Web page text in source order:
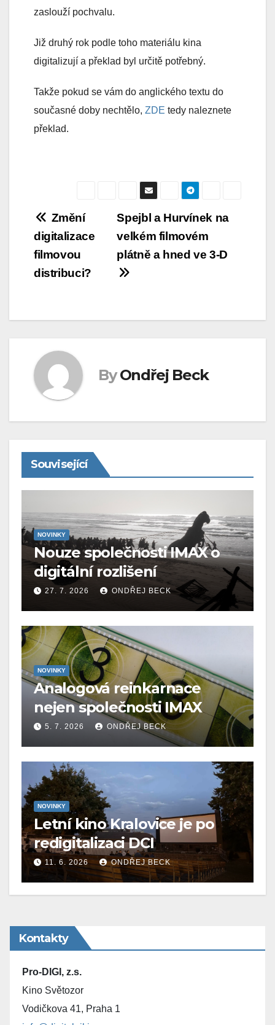
zaslouží pochvalu.
Již druhý rok podle toho materiálu kina
digitalizují a překlad byl určitě potřebný.
Takže pokud se vám do anglického textu do
současné doby nechtělo, ZDE tedy naleznete
překlad.
Navigace
pro
příspěvek
Spejbl a Hurvínek na
velkém filmovém
plátně a hned ve 3-D
Změní
digitalizace
filmovou
distribuci?
By Ondřej Beck
Související
NOVINKY
Nouze společnosti IMAX o
digitální rozlišení
27. 7. 2026 ONDŘEJ BECK
NOVINKY
Analogová reinkarnace
nejen společnosti IMAX
5. 7. 2026 ONDŘEJ BECK
NOVINKY
Letní kino Kralovice je po
redigitalizaci DCI
11. 6. 2026 ONDŘEJ BECK
Kontakty
Pro-DIGI, z.s.
Kino Světozor
Vodičkova 41, Praha 1